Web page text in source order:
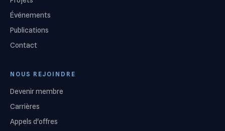
Événements
Publications
Contact
NOUS REJOINDRE
Devenir membre
Carrières
Appels d'offres